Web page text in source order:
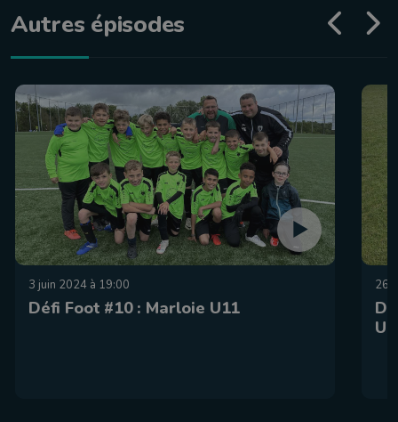
Autres épisodes
3 juin 2024 à 19:00
Défi Foot #10 : Marloie U11
26